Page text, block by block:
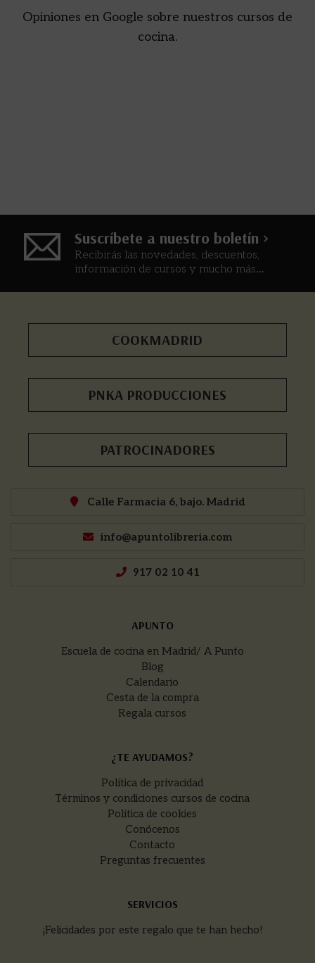
Opiniones en Google sobre nuestros cursos de
cocina.
Suscríbete a nuestro boletín >
Recibirás las novedades, descuentos,
información de cursos y mucho más...
COOKMADRID
PNKA PRODUCCIONES
PATROCINADORES
Calle Farmacia 6, bajo. Madrid
info@apuntolibreria.com
917 02 10 41
APUNTO
Escuela de cocina en Madrid/ A Punto
Blog
Calendario
Cesta de la compra
Regala cursos
¿TE AYUDAMOS?
Política de privacidad
Términos y condiciones cursos de cocina
Política de cookies
Conócenos
Contacto
Preguntas frecuentes
SERVICIOS
¡Felicidades por este regalo que te han hecho!